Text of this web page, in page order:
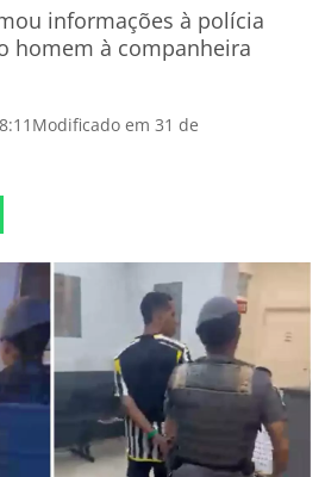
informações à polícia
homem à companheira
Modificado em 31 de